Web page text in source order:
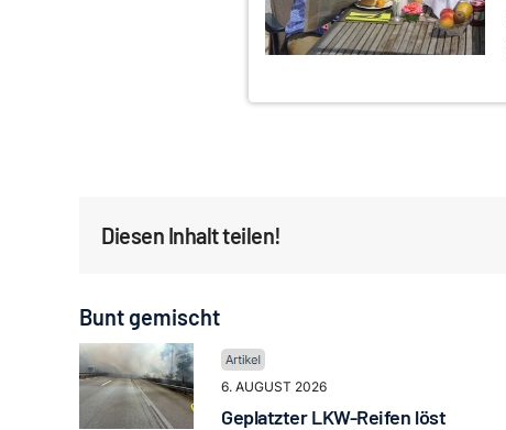
Diesen Inhalt teilen!
Bunt gemischt
6. AUGUST 2026
Geplatzter LKW-Reifen löst